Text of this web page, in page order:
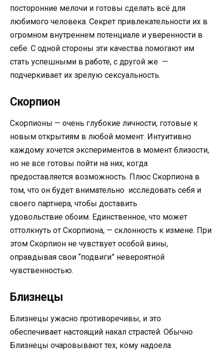
посторонние мелочи и готовы сделать всё для
любимого человека. Секрет привлекательности их в
огромном внутреннем потенциале и уверенности в
себе. С одной стороны эти качества помогают им
стать успешными в работе, с другой же —
подчеркивает их зрелую сексуальность.
Скорпион
Скорпионы — очень глубокие личности, готовые к
новым открытиям в любой момент. Интуитивно
каждому хочется экспериментов в момент близости,
но не все готовы пойти на них, когда
предоставляется возможность. Плюс Скорпиона в
том, что он будет внимательно исследовать себя и
своего партнера, чтобы доставить
удовольствие обоим. Единственное, что может
оттолкнуть от Скорпиона, — склонность к измене. При
этом Скорпион не чувствует особой вины,
оправдывая свои “подвиги” невероятной
чувственностью.
Близнецы
Близнецы ужасно противоречивы, и это
обеспечивает настоящий накал страстей. Обычно
Близнецы очаровывают тех, кому надоела